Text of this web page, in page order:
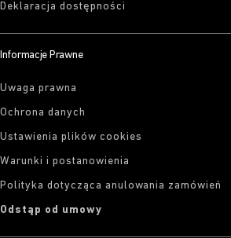
Deklaracja dostępności
Informacje Prawne
Uwaga prawna
Ochrona danych
Ustawienia plików cookies
Warunki i postanowienia
Polityka dotycząca anulowania zamówień
Odstąp od umowy